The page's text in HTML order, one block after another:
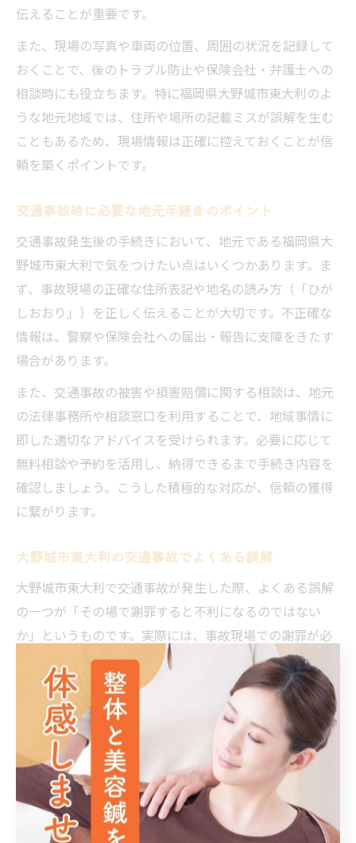
伝えることが重要です。
また、現場の写真や車両の位置、周囲の状況を記録して
おくことで、後のトラブル防止や保険会社・弁護士への
相談時にも役立ちます。特に福岡県大野城市東大利のよ
うな地元地域では、住所や場所の記載ミスが誤解を生む
こともあるため、現場情報は正確に控えておくことが信
頼を築くポイントです。
交通事故時に必要な地元手続きのポイント
交通事故発生後の手続きにおいて、地元である福岡県大
野城市東大利で気をつけたい点はいくつかあります。ま
ず、事故現場の正確な住所表記や地名の読み方（「ひが
しおおり」）を正しく伝えることが大切です。不正確な
情報は、警察や保険会社への届出・報告に支障をきたす
場合があります。
また、交通事故の被害や損害賠償に関する相談は、地元
の法律事務所や相談窓口を利用することで、地域事情に
即した適切なアドバイスを受けられます。必要に応じて
無料相談や予約を活用し、納得できるまで手続き内容を
確認しましょう。こうした積極的な対応が、信頼の獲得
に繋がります。
大野城市東大利の交通事故でよくある誤解
大野城市東大利で交通事故が発生した際、よくある誤解
の一つが「その場で謝罪すると不利になるのではない
か」というものです。実際には、事故現場での謝罪が必
ずしも過失の認定や責任に直結するわけではありません
が、誤解を招くこともあるため注意が必要です。
また、過失割合や損害賠償の内容についても、インター
ネット情報だけを鵜呑みにせず、地元の専門家や法律事
務所に相談することが大切です。地域特有の道路事情や
判例を踏まえたアドバイスが受けられるため、納得感の
高い解決に繋がります。正しい知識と冷静な対応が、ト
ラブル回避と信頼構築の鍵となります。